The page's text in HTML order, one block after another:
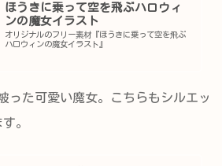
ほうきに乗って空を飛ぶハロウィ
ンの魔女イラスト
オリジナルのフリー素材『ほうきに乗って空を飛ぶ
ハロウィンの魔女イラスト』
った可愛い魔女。こちらもシルエッ
。